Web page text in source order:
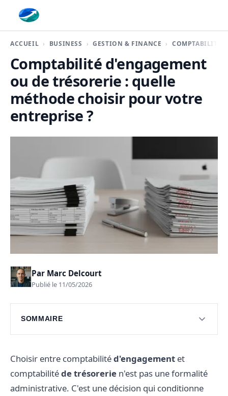
ACCUEIL BUSINESS GESTION & FINANCE COMPTABILITÉ
Comptabilité d'engagement
ou de trésorerie : quelle
méthode choisir pour votre
entreprise ?
Par Marc Delcourt
Publié le 11/05/2026
SOMMAIRE
Les fondamentaux des méthodes comptables
Exemples pratiques par type d'entreprise
Questions fréquentes
Choisir entre comptabilitéd'engagement et
comptabilitéde trésorerie n'est pas une formalité
administrative. C'est une décision qui conditionne